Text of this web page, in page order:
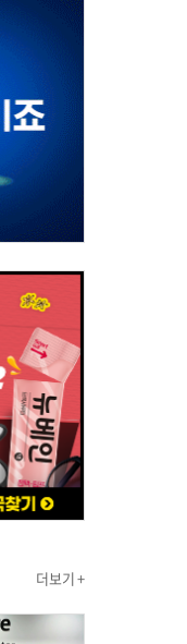
더보기 +